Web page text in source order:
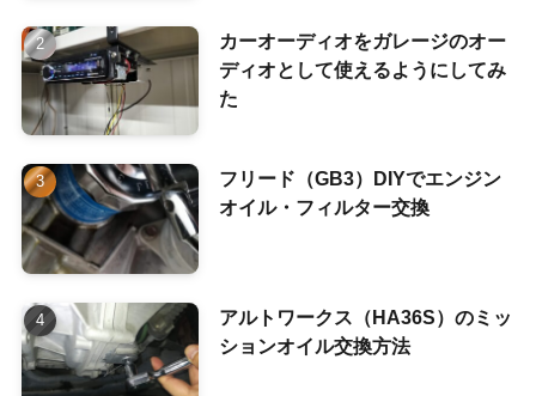
カーオーディオをガレージのオー
ディオとして使えるようにしてみ
た
フリード（GB3）DIYでエンジン
オイル・フィルター交換
アルトワークス（HA36S）のミッ
ションオイル交換方法